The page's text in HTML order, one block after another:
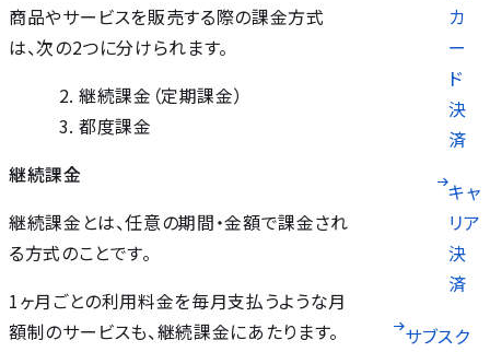
カ
ー
ド
決
済
キャ
リア
決
済
サブスク
商品やサービスを販売する際の課金方式
は、次の2つに分けられます。
継続課金（定期課金）
都度課金
継続課金
継続課金とは、任意の期間・金額で課金され
る方式のことです。
1ヶ月ごとの利用料金を毎月支払うような月
額制のサービスも、継続課金にあたります。